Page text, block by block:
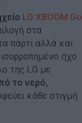
LG XBOOM Go
στα
πάρτι αλλά και
ήχο
της LG με
το νερό,
κάθε στιγμή